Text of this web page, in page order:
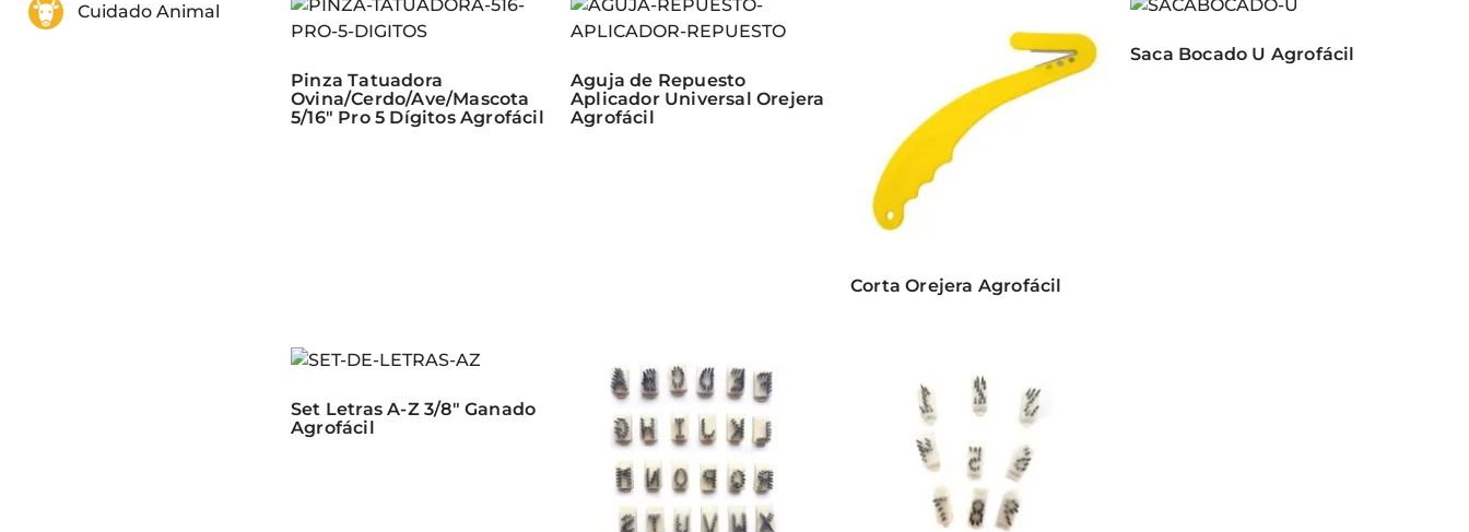
Cuidado Animal
Pinza Tatuadora
Ovina/Cerdo/Ave/Mascota
5/16″ Pro 5 Dígitos Agrofácil
Aguja de Repuesto
Aplicador Universal Orejera
Agrofácil
Corta Orejera Agrofácil
Saca Bocado U Agrofácil
Set Letras A-Z 3/8″ Ganado
Agrofácil